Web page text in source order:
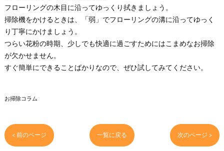
フローリングの木目に沿ってゆっくり拭きましょう。
掃除機をかけるときは、「弱」でフローリングの溝に沿ってゆっく
り丁寧にかけましょう。
つらい花粉の時期、少しでも快適に過ごすためにはこまめなお掃除
が欠かせません。
すぐ簡単にできることばかりなので、ぜひ試してみてください。
お掃除コラム
< 前のページ 一覧に戻る 次のページ >